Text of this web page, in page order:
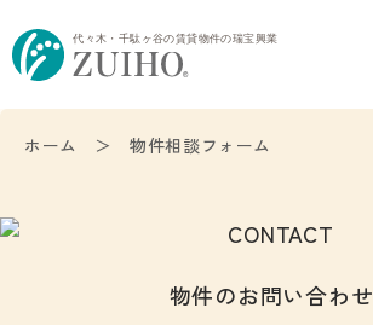
ホーム ＞物件相談フォーム
物件のお問い合わせ